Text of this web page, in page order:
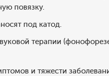
повязку.
под катод.
терапии
и тяжести